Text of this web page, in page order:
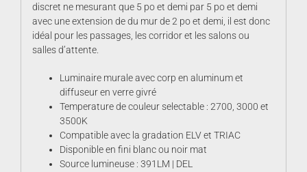
discret ne mesurant que 5 po et demi par 5 po et demi
avec une extension de du mur de 2 po et demi, il est donc
idéal pour les passages, les corridor et les salons ou
salles d’attente.
Luminaire murale avec corp en aluminum et
diffuseur en verre givré
Temperature de couleur selectable : 2700, 3000 et
3500K
Compatible avec la gradation ELV et TRIAC
Disponible en fini blanc ou noir mat
Source lumineuse : 391LM | DEL